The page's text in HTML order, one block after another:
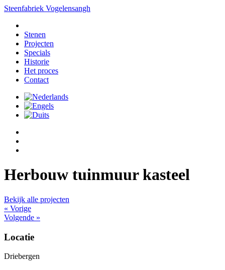
Steenfabriek Vogelensangh
Stenen
Projecten
Specials
Historie
Het proces
Contact
Herbouw tuinmuur kasteel
Bekijk alle projecten
« Vorige
Volgende »
Locatie
Driebergen